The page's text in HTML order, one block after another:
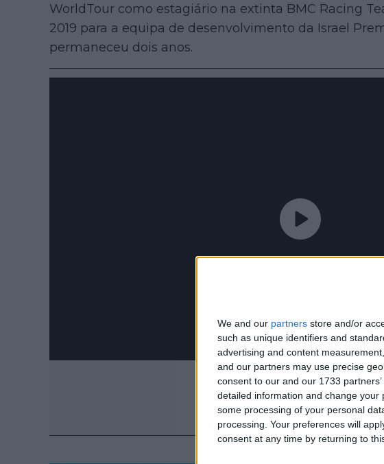
We and our partners store and/or
such as unique identifiers and
advertising and content
and our partners may use precise
consent to our and our 1733
detailed information and change your
some processing of your personal
processing. Your preferences will
consent at any time by returning to
WorldTour como estagiário na extinta BMC Racing
2019 para a equipa de desenvolvimento da Israel
permaneceu dois anos.